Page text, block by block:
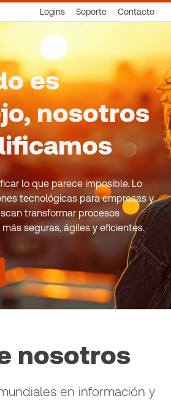
Logins Soporte Contacto
es
nosotros
lo que parece imposible. Lo
tecnológicas para empresas y
transformar procesos
seguras, ágiles y eficientes.
nosotros
en información y